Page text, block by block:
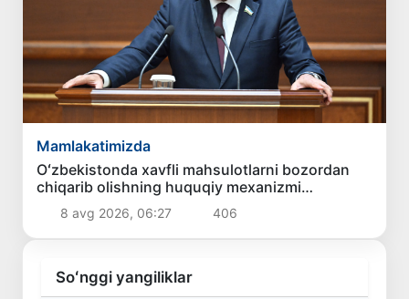
Mamlakatimizda
Oʻzbekistonda xavfli mahsulotlarni bozordan
chiqarib olishning huquqiy mexanizmi
belgilanadi
8 avg 2026, 06:27 406
Soʻnggi yangiliklar